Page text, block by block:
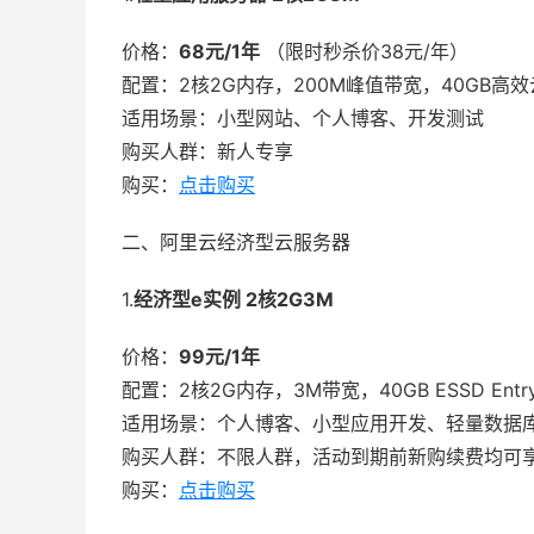
价格： 68元/1年 （限时秒杀价38元/年）
配置：2核2G内存，200M峰值带宽，40GB高效
适用场景：小型网站、个人博客、开发测试
购买人群：新人专享
购买： 点击购买
二、阿里云经济型云服务器
1.经济型e实例 2核2G3M
价格： 99元/1年
配置：2核2G内存，3M带宽，40GB ESSD
适用场景：个人博客、小型应用开发、轻量数据
购买人群：不限人群，活动到期前新购续费均可
购买： 点击购买